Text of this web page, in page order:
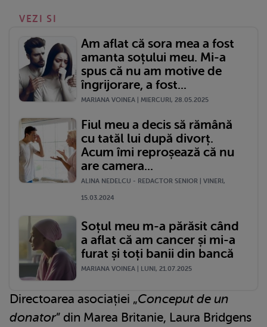
VEZI SI
Am aflat că sora mea a fost
amanta soțului meu. Mi-a
spus că nu am motive de
îngrijorare, a fost...
MARIANA VOINEA | MIERCURI, 28.05.2025
Fiul meu a decis să rămână
cu tatăl lui după divorț.
Acum îmi reproșează că nu
are camera...
ALINA NEDELCU - REDACTOR SENIOR | VINERI,
15.03.2024
Soțul meu m-a părăsit când
a aflat că am cancer și mi-a
furat și toți banii din bancă
MARIANA VOINEA | LUNI, 21.07.2025
Directoarea asociației „Conceput de un
donator” din Marea Britanie, Laura Bridgens